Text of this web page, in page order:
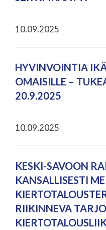
10.09.2025
HYVINVOINTIA
OMAISILLE –
20.9.2025
10.09.2025
KESKI-SAVOON
KANSALLISESTI
RIIKINNEVA